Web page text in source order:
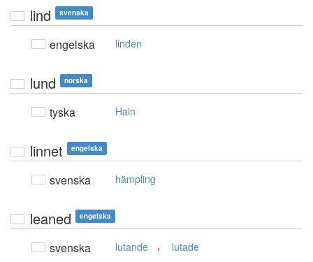
lind svenska
engelska linden
lund norska
tyska Hain
linnet engelska
svenska hämpling
leaned engelska
svenska lutande , lutade